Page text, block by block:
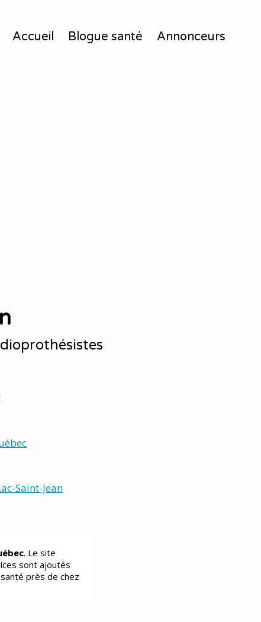
Accueil Blogue santé Annonceurs
Saint-Jean
. Le site
sont ajoutés
près de chez